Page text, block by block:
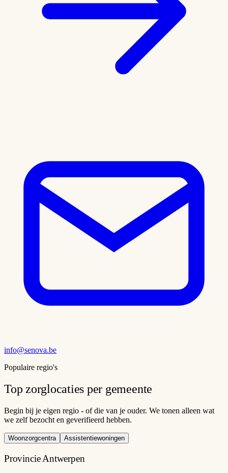
info@senova.be
Populaire regio's
Top zorglocaties per gemeente
Begin bij je eigen regio - of die van je ouder. We tonen alleen wat
we zelf bezocht en geverifieerd hebben.
Woonzorgcentra Assistentiewoningen
Provincie Antwerpen